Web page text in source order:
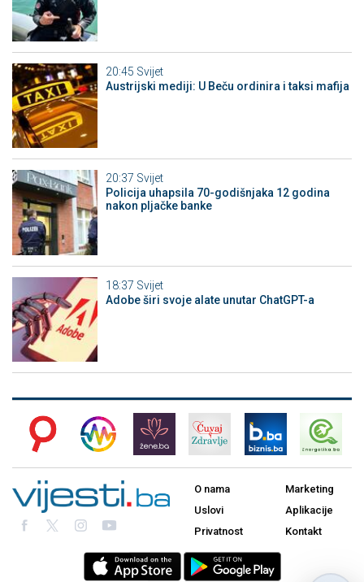
20:45 Svijet
Austrijski mediji: U Beču ordinira i taksi mafija
20:37 Svijet
Policija uhapsila 70-godišnjaka 12 godina
nakon pljačke banke
18:37 Svijet
Adobe širi svoje alate unutar ChatGPT-a
O nama
Uslovi
Privatnost
Marketing
Aplikacije
Kontakt